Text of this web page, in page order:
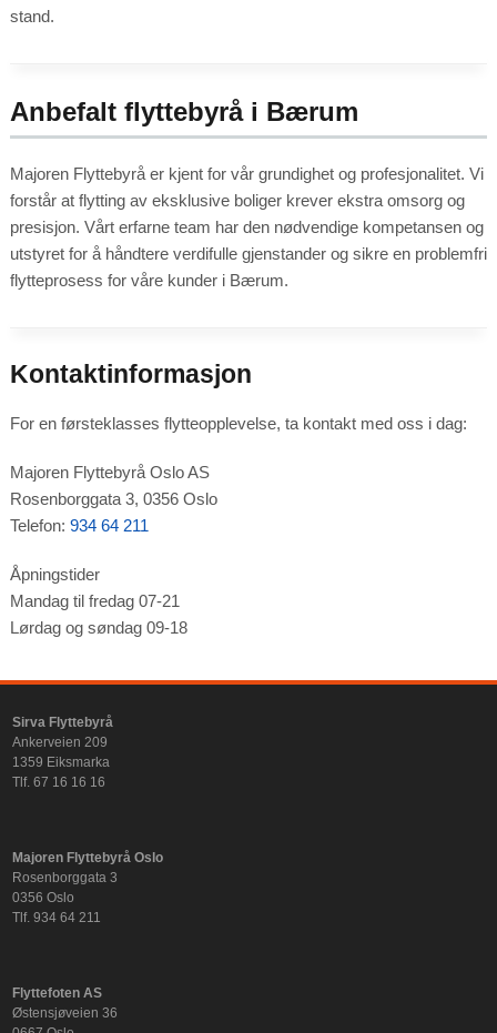
stand.
Anbefalt flyttebyrå i Bærum
Majoren Flyttebyrå er kjent for vår grundighet og profesjonalitet. Vi
forstår at flytting av eksklusive boliger krever ekstra omsorg og
presisjon. Vårt erfarne team har den nødvendige kompetansen og
utstyret for å håndtere verdifulle gjenstander og sikre en problemfri
flytteprosess for våre kunder i Bærum.
Kontaktinformasjon
For en førsteklasses flytteopplevelse, ta kontakt med oss i dag:
Majoren Flyttebyrå Oslo AS
Rosenborggata 3, 0356 Oslo
Telefon: 934 64 211
Åpningstider
Mandag til fredag 07-21
Lørdag og søndag 09-18
Sirva Flyttebyrå
Ankerveien 209
1359 Eiksmarka
Tlf. 67 16 16 16
Majoren Flyttebyrå Oslo
Rosenborggata 3
0356 Oslo
Tlf. 934 64 211
Flyttefoten AS
Østensjøveien 36